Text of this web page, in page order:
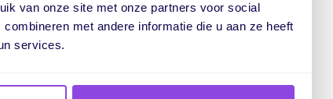
van onze site met onze partners voor social
met andere informatie die u aan ze heeft
services.